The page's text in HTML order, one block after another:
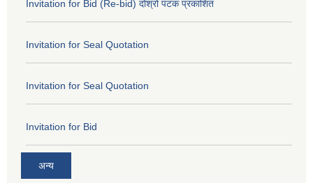
Invitation for Bid (Re-bid) दोश्रो पटक प्रकाशित
Invitation for Seal Quotation
Invitation for Seal Quotation
Invitation for Bid
अन्य